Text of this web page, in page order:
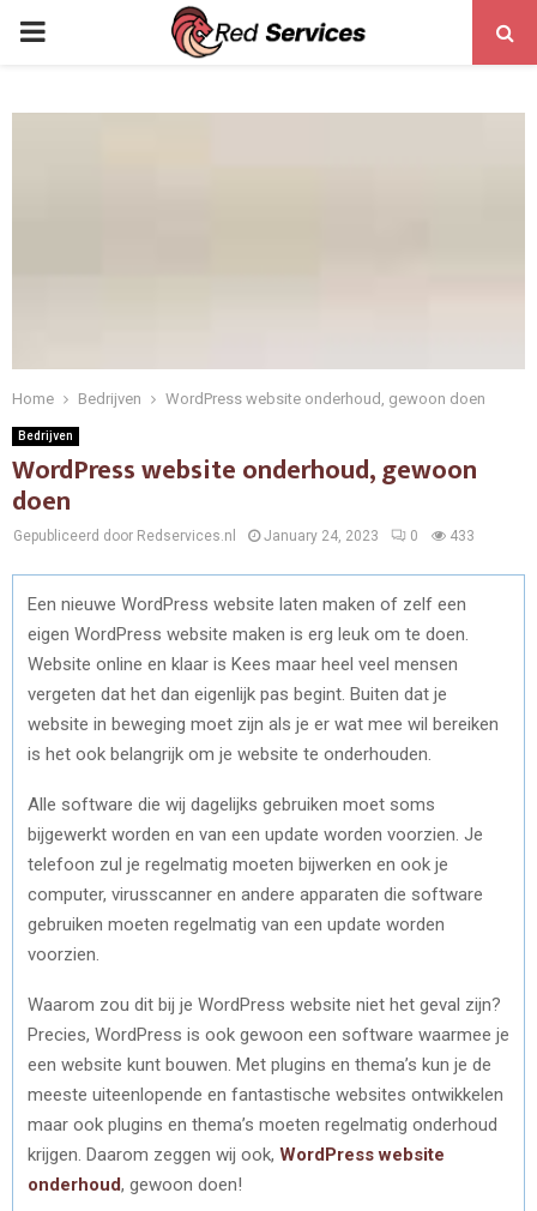
PRIMARY
Home Bedrijven WordPress website onderhoud, gewoon doen
Bedrijven
WordPress website onderhoud, gewoon
doen
Gepubliceerd door Redservices.nl January 24, 2023 0 433
Een nieuwe WordPress website laten maken of zelf een
eigen WordPress website maken is erg leuk om te doen.
Website online en klaar is Kees maar heel veel mensen
vergeten dat het dan eigenlijk pas begint. Buiten dat je
website in beweging moet zijn als je er wat mee wil bereiken
is het ook belangrijk om je website te onderhouden.
Alle software die wij dagelijks gebruiken moet soms
bijgewerkt worden en van een update worden voorzien. Je
telefoon zul je regelmatig moeten bijwerken en ook je
computer, virusscanner en andere apparaten die software
gebruiken moeten regelmatig van een update worden
voorzien.
Waarom zou dit bij je WordPress website niet het geval zijn?
Precies, WordPress is ook gewoon een software waarmee je
een website kunt bouwen. Met plugins en thema’s kun je de
meeste uiteenlopende en fantastische websites ontwikkelen
maar ook plugins en thema’s moeten regelmatig onderhoud
krijgen. Daarom zeggen wij ook, WordPress website
onderhoud, gewoon doen!